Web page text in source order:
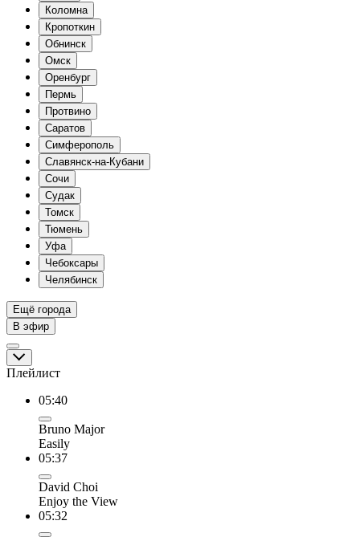
Коломна
Кропоткин
Обнинск
Омск
Оренбург
Пермь
Протвино
Саратов
Симферополь
Славянск-на-Кубани
Сочи
Судак
Томск
Тюмень
Уфа
Чебоксары
Челябинск
Ещё города
В эфир
Плейлист
05:40
Bruno Major
Easily
05:37
David Choi
Enjoy the View
05:32